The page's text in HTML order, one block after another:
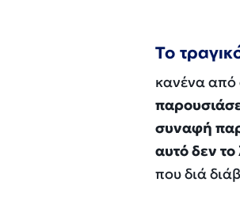
Το
κανένα από
συναφή
αυτό δεν
που διά